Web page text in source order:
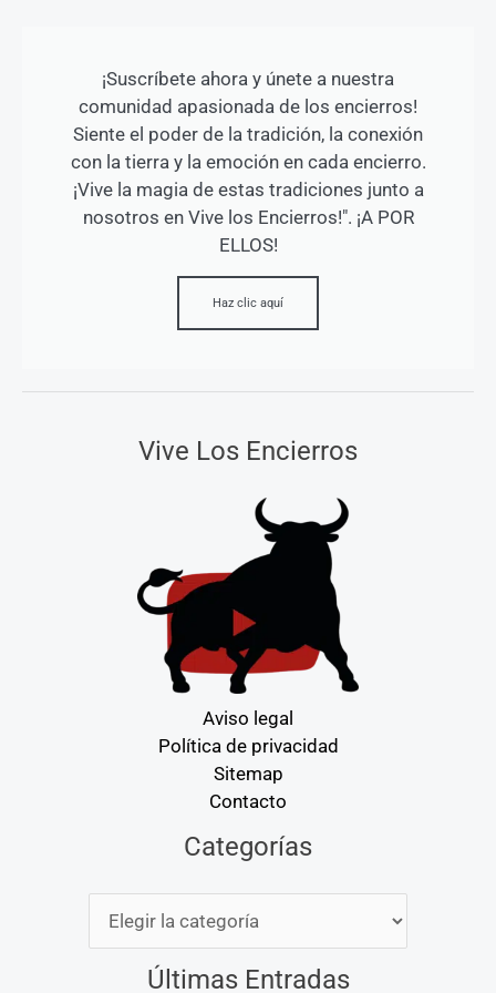
¡Suscríbete ahora y únete a nuestra
comunidad apasionada de los encierros!
Siente el poder de la tradición, la conexión
con la tierra y la emoción en cada encierro.
¡Vive la magia de estas tradiciones junto a
nosotros en Vive los Encierros!". ¡A POR
ELLOS!
Haz clic aquí
Vive Los Encierros
Aviso legal
Política de privacidad
Sitemap
Contacto
Categorías
Últimas Entradas